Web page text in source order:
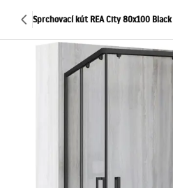
Sprchovací kút REA City 80x100 Black